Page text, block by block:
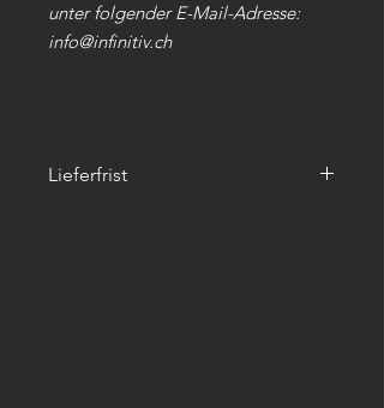
unter folgender E-Mail-Adresse:
info@infinitiv.ch
Lieferfrist